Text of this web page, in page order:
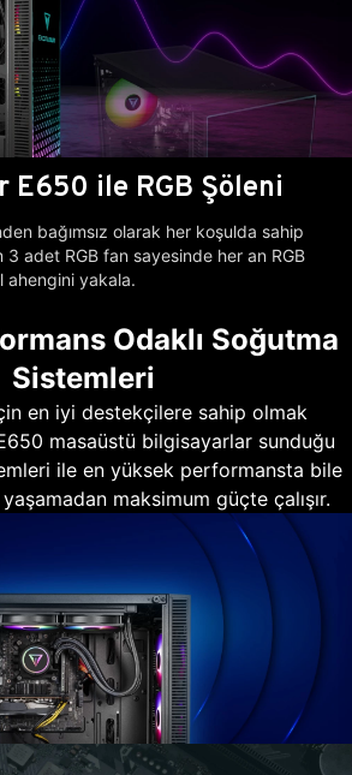
E650 ile RGB Şöleni
bağımsız olarak her koşulda sahip
adet RGB fan sayesinde her an RGB
ahengini yakala.
Odaklı Soğutma
Sistemleri
en iyi destekçilere sahip olmak
masaüstü bilgisayarlar sunduğu
ile en yüksek performansta bile
maksimum güçte çalışır.